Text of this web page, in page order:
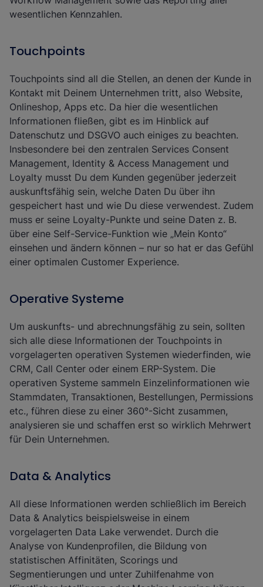
wesentlichen Kennzahlen.
Touchpoints
Touchpoints sind all die Stellen, an denen der Kunde in
Kontakt mit Deinem Unternehmen tritt, also Website,
Onlineshop, Apps etc. Da hier die wesentlichen
Informationen fließen, gibt es im Hinblick auf
Datenschutz und DSGVO auch einiges zu beachten.
Insbesondere bei den zentralen Services Consent
Management, Identity & Access Management und
Loyalty musst Du dem Kunden gegenüber jederzeit
auskunftsfähig sein, welche Daten Du über ihn
gespeichert hast und wie Du diese verwendest. Zudem
muss er seine Loyalty-Punkte und seine Daten z. B.
über eine Self-Service-Funktion wie „Mein Konto“
einsehen und ändern können – nur so hat er das Gefühl
einer optimalen Customer Experience.
Operative Systeme
Um auskunfts- und abrechnungsfähig zu sein, sollten
sich alle diese Informationen der Touchpoints in
vorgelagerten operativen Systemen wiederfinden, wie
CRM, Call Center oder einem ERP-System. Die
operativen Systeme sammeln Einzelinformationen wie
Stammdaten, Transaktionen, Bestellungen, Permissions
etc., führen diese zu einer 360°-Sicht zusammen,
analysieren sie und schaffen erst so wirklich Mehrwert
für Dein Unternehmen.
Data & Analytics
All diese Informationen werden schließlich im Bereich
Data & Analytics beispielsweise in einem
vorgelagerten Data Lake verwendet. Durch die
Analyse von Kundenprofilen, die Bildung von
statistischen Affinitäten, Scorings und
Segmentierungen und unter Zuhilfenahme von